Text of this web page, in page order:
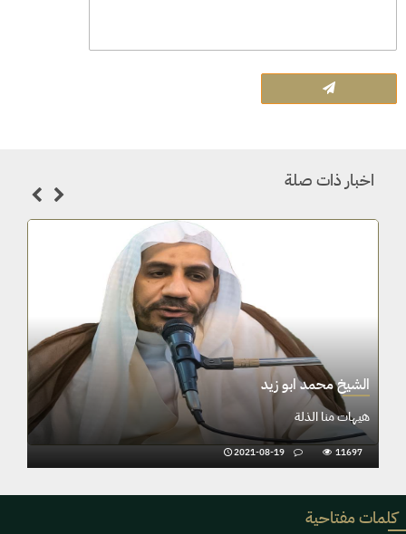
اخبار ذات صلة
الشيخ محمد ابو زيد
هيهات منا الذلة
2021-08-19 11697
كلمات مفتاحية